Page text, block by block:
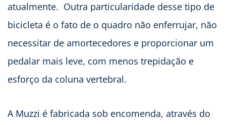
atualmente. Outra particularidade desse tipo de
bicicleta é o fato de o quadro não enferrujar, não
necessitar de amortecedores e proporcionar um
pedalar mais leve, com menos trepidação e
esforço da coluna vertebral.
A Muzzi é fabricada sob encomenda, através do